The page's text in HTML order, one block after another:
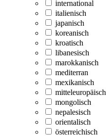
international
italienisch
japanisch
koreanisch
kroatisch
libanesisch
marokkanisch
mediterran
mexikanisch
mitteleuropäisch
mongolisch
nepalesisch
orientalisch
österreichisch